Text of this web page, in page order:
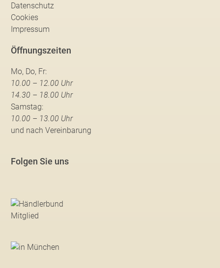
Datenschutz
Cookies
Impressum
Öffnungszeiten
Mo, Do, Fr:
10.00 – 12.00 Uhr
14.30 – 18.00 Uhr
Samstag:
10.00 – 13.00 Uhr
und nach Vereinbarung
Folgen Sie uns